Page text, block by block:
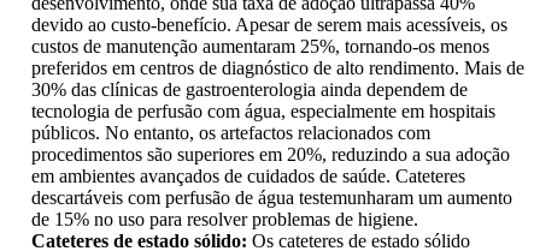
devido ao custo-benefício. Apesar de serem mais acessíveis, os
custos de manutenção aumentaram 25%, tornando-os menos
preferidos em centros de diagnóstico de alto rendimento. Mais de
30% das clínicas de gastroenterologia ainda dependem de
tecnologia de perfusão com água, especialmente em hospitais
públicos. No entanto, os artefactos relacionados com
procedimentos são superiores em 20%, reduzindo a sua adoção
em ambientes avançados de cuidados de saúde. Cateteres
descartáveis ​​com perfusão de água testemunharam um aumento
de 15% no uso para resolver problemas de higiene.
Cateteres de estado sólido: Os cateteres de estado sólido